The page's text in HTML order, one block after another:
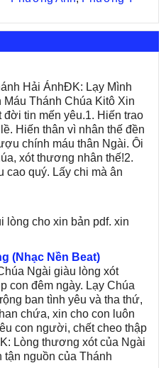
Hải ÁnhĐK: Lạy Mình
Thánh Chúa Kitô Xin
đời tin mến yêu.1. Hiến trao
Hiến thân vì nhân thế đền
chính máu thân Ngài. Ôi
xót thương nhân thế!2.
cao quý. Lấy chi mà ân
lòng cho xin bản pdf. xin
(Nhạc Nền Beat)
Ngài giàu lòng xót
con đêm ngày. Lạy Chúa
ban tình yêu và tha thứ,
chứa, xin cho con luôn
con người, chết cheo thập
Lòng thương xót của Ngài
tận nguồn của Thánh